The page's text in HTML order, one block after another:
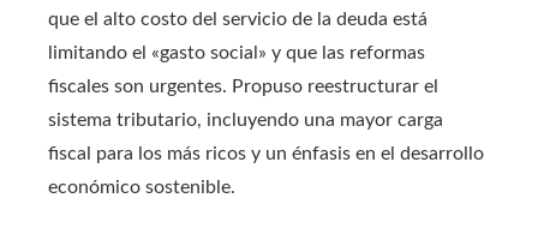
que el alto costo del servicio de la deuda está
limitando el «gasto social» y que las reformas
fiscales son urgentes. Propuso reestructurar el
sistema tributario, incluyendo una mayor carga
fiscal para los más ricos y un énfasis en el desarrollo
económico sostenible.